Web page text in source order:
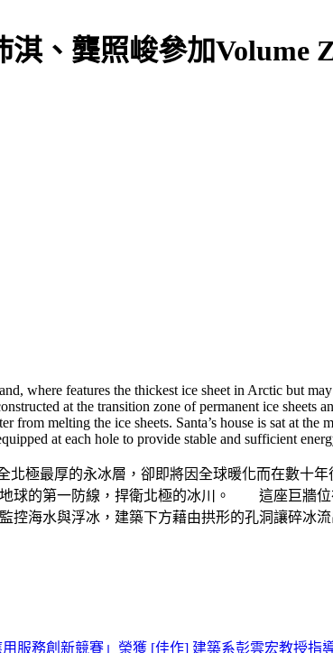
、龔照峻參加Volume
where features the thickest ice sheet in Arctic but
at the transition zone of permanent ice sheets
from melting the ice sheets. Santa’s house is sat at
at each hole to provide stable and sufficient
極最厚的永冰層，卻即將因全球暖化而在數十
球的第一防線，捍衛北極的冰川。 這座巨牆
海水與浮冰，建築下方藉由拱形的孔洞讓碎冰
服務創新競賽」榮獲 [佳作] 建築系彭雲宏教授指